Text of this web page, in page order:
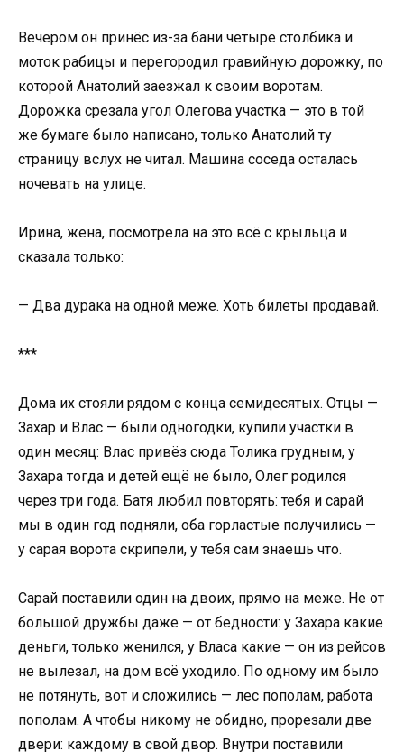
Вечером он принёс из-за бани четыре столбика и
моток рабицы и перегородил гравийную дорожку, по
которой Анатолий заезжал к своим воротам.
Дорожка срезала угол Олегова участка — это в той
же бумаге было написано, только Анатолий ту
страницу вслух не читал. Машина соседа осталась
ночевать на улице.
Ирина, жена, посмотрела на это всё с крыльца и
сказала только:
— Два дурака на одной меже. Хоть билеты продавай.
***
Дома их стояли рядом с конца семидесятых. Отцы —
Захар и Влас — были одногодки, купили участки в
один месяц: Влас привёз сюда Толика грудным, у
Захара тогда и детей ещё не было, Олег родился
через три года. Батя любил повторять: тебя и сарай
мы в один год подняли, оба горластые получились —
у сарая ворота скрипели, у тебя сам знаешь что.
Сарай поставили один на двоих, прямо на меже. Не от
большой дружбы даже — от бедности: у Захара какие
деньги, только женился, у Власа какие — он из рейсов
не вылезал, на дом всё уходило. По одному им было
не потянуть, вот и сложились — лес пополам, работа
пополам. А чтобы никому не обидно, прорезали две
двери: каждому в свой двор. Внутри поставили